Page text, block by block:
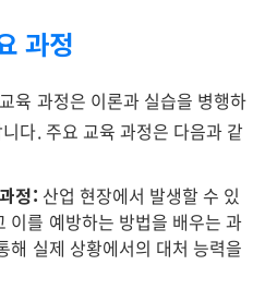
과정
육 과정은 이론과 실습을 병행하
다. 주요 교육 과정은 다음과 같
정: 산업 현장에서 발생할 수 있
이를 예방하는 방법을 배우는 과
해 실제 상황에서의 대처 능력을